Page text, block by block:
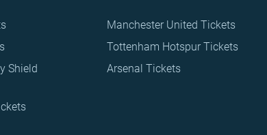
Shield
Manchester United Tickets
Tottenham Hotspur Tickets
Arsenal Tickets